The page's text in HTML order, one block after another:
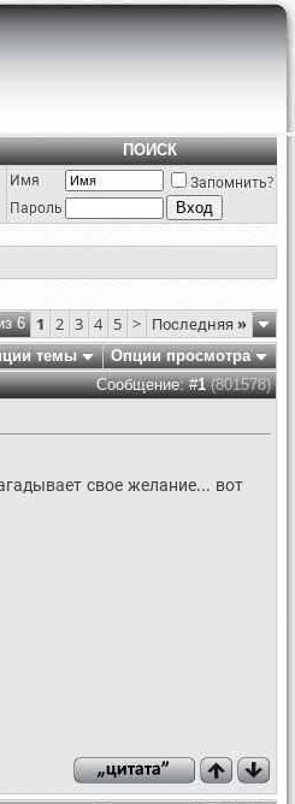
ПОИСК
Имя
Запомнить?
Пароль
6 1 2 3 4 5 > Последняя»
темы
Опции просмотра
Сообщение: #1(801578)
свое желание... вот